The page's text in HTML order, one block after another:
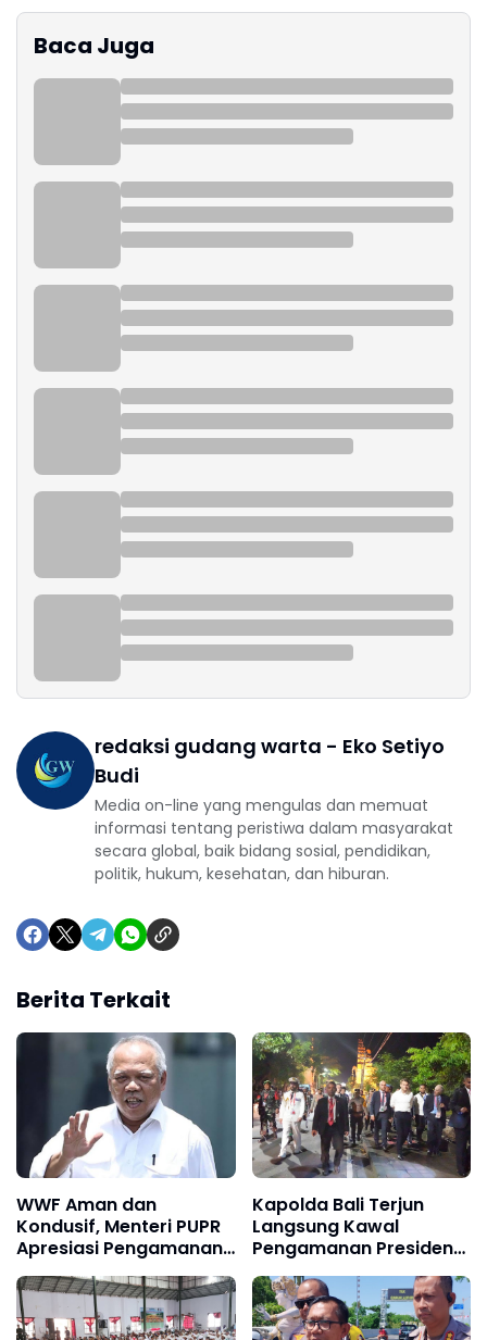
Baca Juga
redaksi gudang warta - Eko Setiyo
Budi
Media on-line yang mengulas dan memuat
informasi tentang peristiwa dalam masyarakat
secara global, baik bidang sosial, pendidikan,
politik, hukum, kesehatan, dan hiburan.
Berita Terkait
WWF Aman dan
Kondusif, Menteri PUPR
Apresiasi Pengamanan
TNI-Polri
Kapolda Bali Terjun
Langsung Kawal
Pengamanan Presiden
Prancis yang Jalan Kaki
2 Kilometer